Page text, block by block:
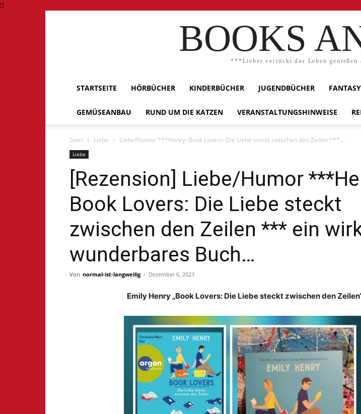
BOOKS
***Lieber verrückt das Leben
STARTSEITE HÖRBÜCHER KINDERBÜCHER JUGENDBÜCHER FANTASY
GEMÜSEANBAU RUND UM DIE KATZEN VERANSTALTUNGSHINWEISE
Start Liebe Liebe/Humor ***Henry: Book Lovers: Die Liebe steckt zwischen den Zeilen ***...
Liebe
[Rezension] Liebe/Humor
Book Lovers: Die Liebe steckt
zwischen den Zeilen *** ein
wunderbares Buch…
Von normal-ist-langweilig - Dezember 6, 2023
Emily Henry „Book Lovers: Die Liebe steckt zwischen den